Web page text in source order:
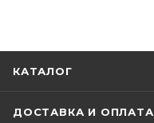
КАТАЛОГ
ДОСТАВКА И ОПЛАТА